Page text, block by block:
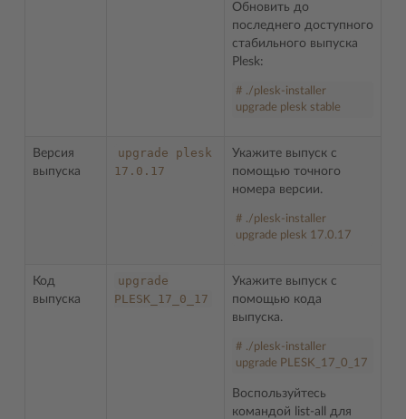
Обновить до
последнего доступного
стабильного выпуска
Plesk:
# ./plesk-installer
upgrade plesk stable
Версия
выпуска
upgrade
plesk
17.0.17
Укажите выпуск с
помощью точного
номера версии.
# ./plesk-installer
upgrade plesk 17.0.17
Код
выпуска
upgrade
PLESK_17_0_17
Укажите выпуск с
помощью кода
выпуска.
# ./plesk-installer
upgrade PLESK_17_0_17
Воспользуйтесь
командой list-all для